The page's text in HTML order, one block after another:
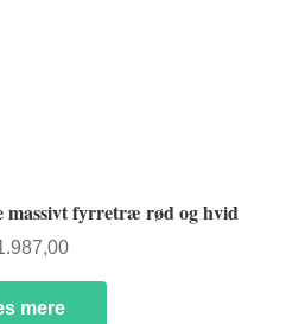
massivt fyrretræ rød og hvid
mere